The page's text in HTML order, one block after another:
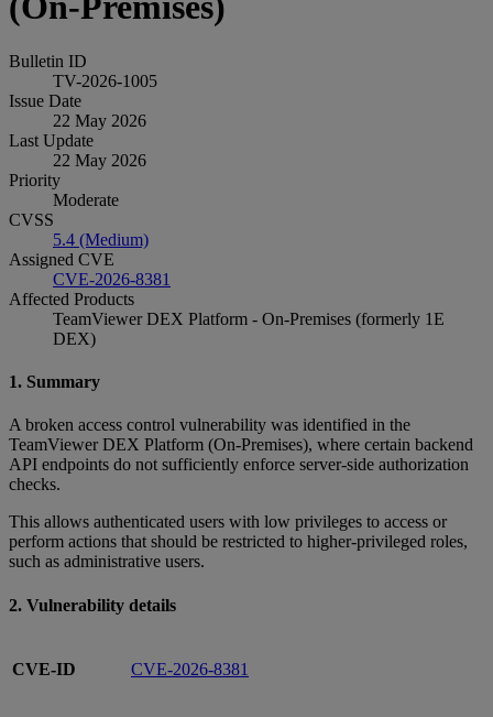
Bulletin ID
TV-2026-1005
Issue Date
22 May 2026
Last Update
22 May 2026
Priority
Moderate
CVSS
5.4 (Medium)
Assigned CVE
CVE-2026-8381
Affected Products
TeamViewer DEX Platform - On-Premises (formerly 1E
DEX)
1. Summary
A broken access control vulnerability was identified in the
TeamViewer DEX Platform (On‑Premises), where certain backend
API endpoints do not sufficiently enforce server‑side authorization
checks.
This allows authenticated users with low privileges to access or
perform actions that should be restricted to higher‑privileged roles,
such as administrative users.
2. Vulnerability details
CVE-ID CVE-2026-8381